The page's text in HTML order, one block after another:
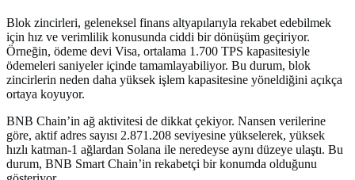
Blok zincirleri, geleneksel finans altyapılarıyla rekabet edebilmek
için hız ve verimlilik konusunda ciddi bir dönüşüm geçiriyor.
Örneğin, ödeme devi Visa, ortalama 1.700 TPS kapasitesiyle
ödemeleri saniyeler içinde tamamlayabiliyor. Bu durum, blok
zincirlerin neden daha yüksek işlem kapasitesine yöneldiğini açıkça
ortaya koyuyor.
BNB Chain’in ağ aktivitesi de dikkat çekiyor. Nansen verilerine
göre, aktif adres sayısı 2.871.208 seviyesine yükselerek, yüksek
hızlı katman-1 ağlardan Solana ile neredeyse aynı düzeye ulaştı. Bu
durum, BNB Smart Chain’in rekabetçi bir konumda olduğunu